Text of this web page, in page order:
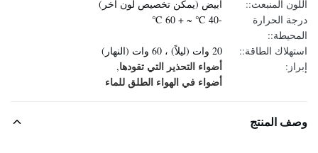
اللون المنبعث::
أبيض (يمكن تخصيص لون آخر)
درجة الحرارة
المحيطة::
-40 ℃ ~ + 60 ℃
استهلاك الطاقة::
20 وات (ليلاً) ، 60 وات (النهار)
إبراز:
أضواء التحذير التي تقودها,
أضواء في الهواء الطلق للماء
وصف المنتج